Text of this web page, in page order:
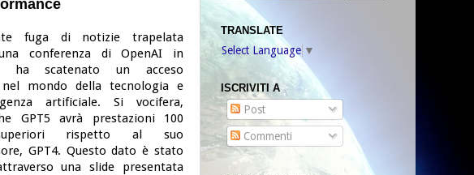
fuga di notizie trapelata
conferenza di OpenAI in
ha scatenato un acceso
mondo della tecnologia e
artificiale. Si vocifera,
GPT5 avrà prestazioni 100
rispetto al suo
GPT4. Questo dato è stato
una slide presentata
TRANSLATE
Select Language ▼
ISCRIVITI A
Post
Commenti